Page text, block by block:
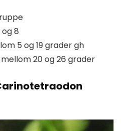
8
5 og 19 grader gh
20 og 26 grader